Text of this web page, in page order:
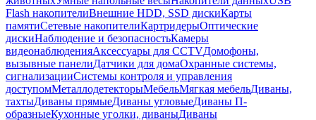
Flash накопителиВнешние HDD, SSD дискиКарты
памятиСетевые накопителиКартридерыОптические
дискиНаблюдение и безопасностьКамеры
видеонаблюденияАксессуары для CCTVДомофоны,
вызывные панелиДатчики для домаОхранные системы,
сигнализацииСистемы контроля и управления
доступомМеталлодетекторыМебельМягкая мебельДиваны,
тахтыДиваны прямыеДиваны угловыеДиваны П-
образныеКухонные уголки, диваныДиваны